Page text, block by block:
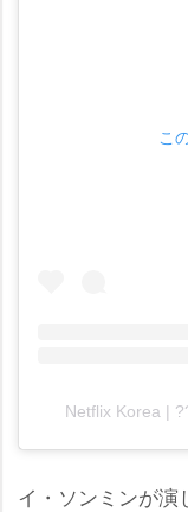
こ
Netflix Korea |
イ・ソンミンが演